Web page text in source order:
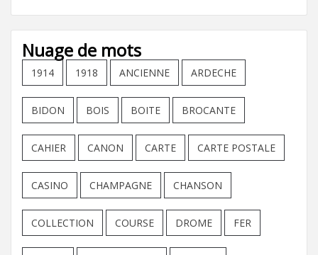
Nuage de mots
1914 1918 ANCIENNE ARDECHE
BIDON BOIS BOITE BROCANTE
CAHIER CANON CARTE CARTE POSTALE
CASINO CHAMPAGNE CHANSON
COLLECTION COURSE DROME FER